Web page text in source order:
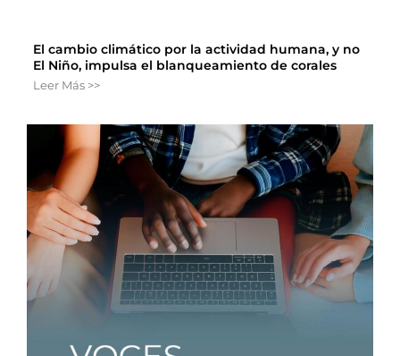
El cambio climático por la actividad humana, y no
El Niño, impulsa el blanqueamiento de corales
Leer Más >>